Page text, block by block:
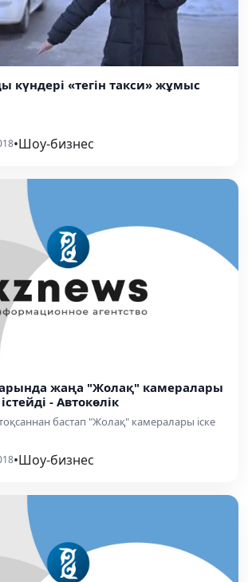
күндері «тегін такси» жұмыс
•Шоу-бизнес
жаңа "Жолақ" камералары
- Автокөлік
бастап "Жолақ" камералары іске
•Шоу-бизнес